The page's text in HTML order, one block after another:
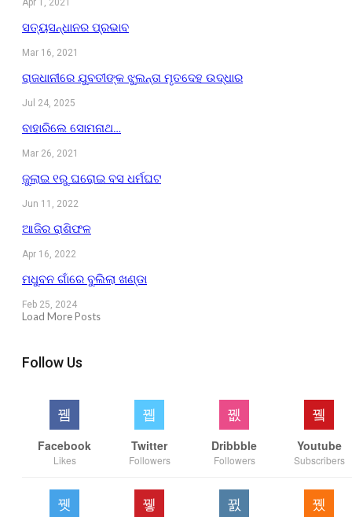
ସତ୍ୟସନ୍ଧାନର ପ୍ରଭାବ
Mar 16, 2021
ରାଜଧାନୀରେ ଯୁବତୀଙ୍କ ଝୁଲନ୍ତା ମୃତଦେହ ଉଦ୍ଧାର
Jul 24, 2025
ବାହାରିଲେ ସୋମନାଥ…
Mar 26, 2021
ଜୁଲାଇ ୧ରୁ ଘରୋଇ ବସ ଧର୍ମଘଟ
Jun 11, 2022
ଆଜିର ରାଶିଫଳ
Apr 16, 2022
ମଧୁବନ ଗାଁରେ ବୁଲିଲା ଖଣ୍ଡା
Feb 25, 2024
Load More Posts
Follow Us
Facebook
Likes
Twitter
Followers
Dribbble
Followers
Youtube
Subscribers